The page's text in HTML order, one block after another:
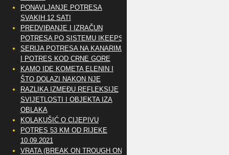
PONAVLJANJE POTRESA
SVAKIH 12 SATI
PREDVIĐANJE I IZRAČUN
POTRESA PO SISTEMU IKEEPS
SERIJA POTRESA NA KANARIMA
I POTRES KOD CRNE GORE
KAMO IDE KOMETA ELENIN I
ŠTO DOLAZI NAKON NJE
RAZLIKA IZMEĐU REFLEKSIJE
SVIJETLOSTI I OBJEKTA IZA
OBLAKA
KOLAKUŠIĆ O CIJEPIVU
POTRES 53 KM OD RIJEKE
10.09.2021
VRATA (BREAK ON TROUGH ON